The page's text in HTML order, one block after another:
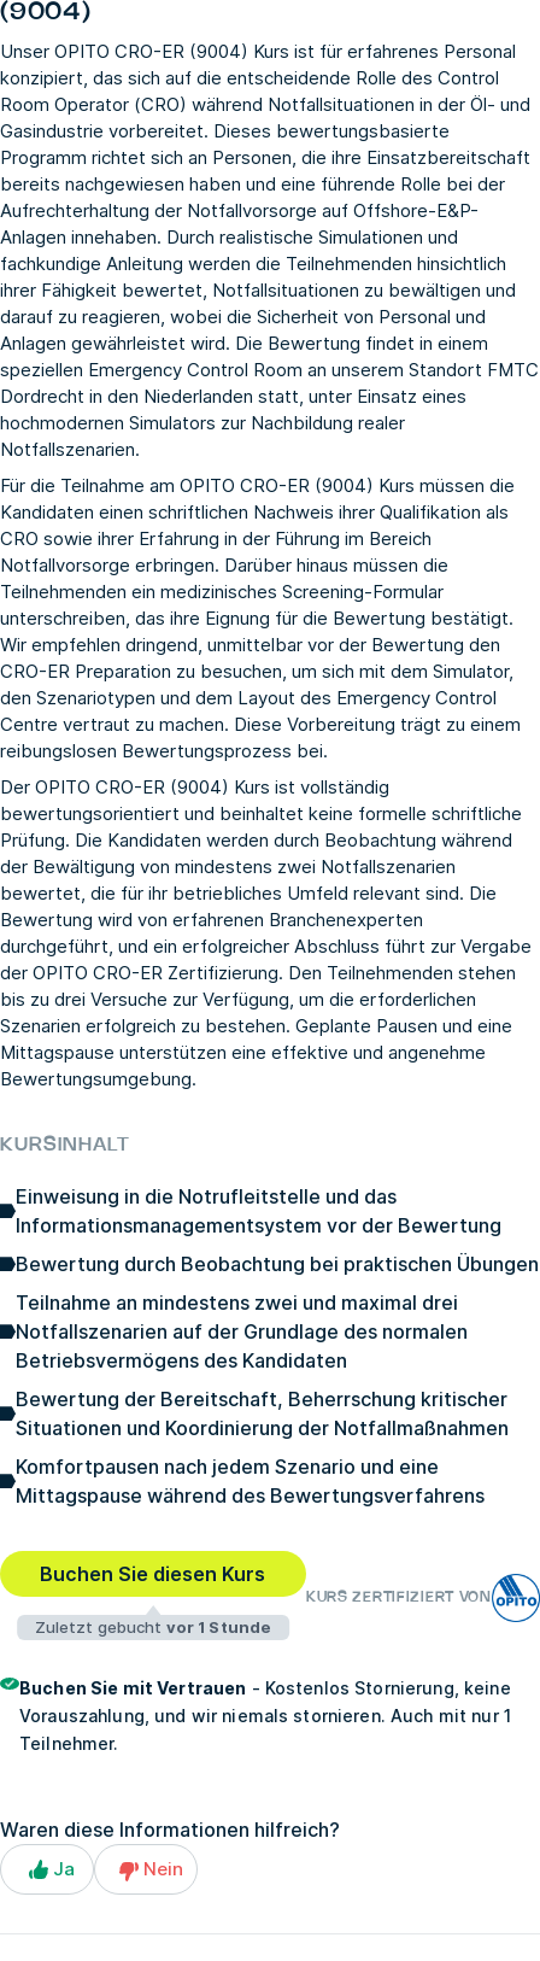
(9004)
Unser OPITO CRO-ER (9004) Kurs ist für erfahrenes Personal
konzipiert, das sich auf die entscheidende Rolle des Control
Room Operator (CRO) während Notfallsituationen in der Öl- und
Gasindustrie vorbereitet. Dieses bewertungsbasierte
Programm richtet sich an Personen, die ihre Einsatzbereitschaft
bereits nachgewiesen haben und eine führende Rolle bei der
Aufrechterhaltung der Notfallvorsorge auf Offshore-E&P-
Anlagen innehaben. Durch realistische Simulationen und
fachkundige Anleitung werden die Teilnehmenden hinsichtlich
ihrer Fähigkeit bewertet, Notfallsituationen zu bewältigen und
darauf zu reagieren, wobei die Sicherheit von Personal und
Anlagen gewährleistet wird. Die Bewertung findet in einem
speziellen Emergency Control Room an unserem Standort FMTC
Dordrecht in den Niederlanden statt, unter Einsatz eines
hochmodernen Simulators zur Nachbildung realer
Notfallszenarien.
Für die Teilnahme am OPITO CRO-ER (9004) Kurs müssen die
Kandidaten einen schriftlichen Nachweis ihrer Qualifikation als
CRO sowie ihrer Erfahrung in der Führung im Bereich
Notfallvorsorge erbringen. Darüber hinaus müssen die
Teilnehmenden ein medizinisches Screening-Formular
unterschreiben, das ihre Eignung für die Bewertung bestätigt.
Wir empfehlen dringend, unmittelbar vor der Bewertung den
CRO-ER Preparation zu besuchen, um sich mit dem Simulator,
den Szenariotypen und dem Layout des Emergency Control
Centre vertraut zu machen. Diese Vorbereitung trägt zu einem
reibungslosen Bewertungsprozess bei.
Der OPITO CRO-ER (9004) Kurs ist vollständig
bewertungsorientiert und beinhaltet keine formelle schriftliche
Prüfung. Die Kandidaten werden durch Beobachtung während
der Bewältigung von mindestens zwei Notfallszenarien
bewertet, die für ihr betriebliches Umfeld relevant sind. Die
Bewertung wird von erfahrenen Branchenexperten
durchgeführt, und ein erfolgreicher Abschluss führt zur Vergabe
der OPITO CRO-ER Zertifizierung. Den Teilnehmenden stehen
bis zu drei Versuche zur Verfügung, um die erforderlichen
Szenarien erfolgreich zu bestehen. Geplante Pausen und eine
Mittagspause unterstützen eine effektive und angenehme
Bewertungsumgebung.
KURSINHALT
Einweisung in die Notrufleitstelle und das
Informationsmanagementsystem vor der Bewertung
Bewertung durch Beobachtung bei praktischen Übungen
Teilnahme an mindestens zwei und maximal drei
Notfallszenarien auf der Grundlage des normalen
Betriebsvermögens des Kandidaten
Bewertung der Bereitschaft, Beherrschung kritischer
Situationen und Koordinierung der Notfallmaßnahmen
Komfortpausen nach jedem Szenario und eine
Mittagspause während des Bewertungsverfahrens
Buchen Sie diesen Kurs
Zuletzt gebucht vor 1 Stunde
KURS ZERTIFIZIERT VON
Buchen Sie mit Vertrauen - Kostenlos Stornierung, keine
Vorauszahlung, und wir niemals stornieren. Auch mit nur 1
Teilnehmer.
Waren diese Informationen hilfreich?
Ja Nein